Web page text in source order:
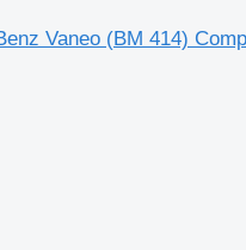
Vaneo (BM 414)